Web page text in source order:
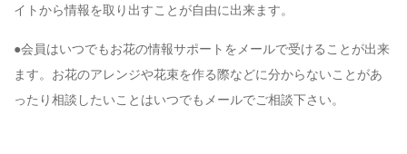
イトから情報を取り出すことが自由に出来ます。
●会員はいつでもお花の情報サポートをメールで受けることが出来
ます。お花のアレンジや花束を作る際などに分からないことがあ
ったり相談したいことはいつでもメールでご相談下さい。